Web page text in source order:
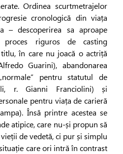
Ordinea scurtmetrajelor
cronologică din viața
– descoperirea sa aproape
proces riguros de casting
în care nu joacă o actriță
Guarini), abandonarea
pentru statutul de
r. Gianni Franciolini) și
pentru viața de carieră
Însă printre acestea se
atipice, care nu-și propun să
de vedetă, ci pur și simplu
care ori intră în contrast